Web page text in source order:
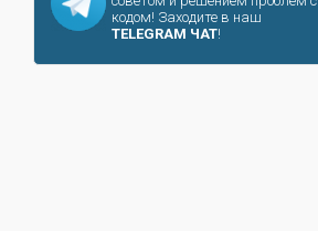
кодом! Заходите в наш
TELEGRAM ЧАТ!